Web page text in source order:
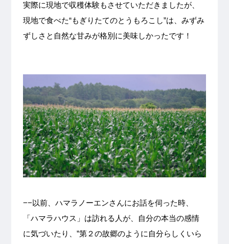
実際に現地で収穫体験もさせていただきましたが、
現地で食べた“もぎりたてのとうもろこし”は、みずみ
ずしさと自然な甘みが格別に美味しかったです！
−−以前、ハマラノーエンさんにお話を伺った時、
「ハマラハウス」は訪れる人が、自分の本当の感情
に気づいたり、”第２の故郷のように自分らしくいら